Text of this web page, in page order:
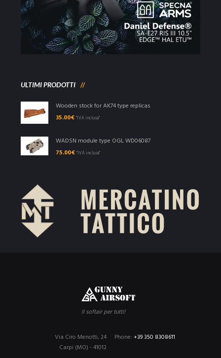
ULTIMI PRODOTTI
Wooden stock for AK74 type replicas
35.00€ "IVA inclusa"
WADSN module type OGL WD06087
75.00€ "IVA inclusa"
Il softair per tutti!
Phone: +39 350 8308611
Via Ciro Menotti, 24
Carpi (MO) - 41012